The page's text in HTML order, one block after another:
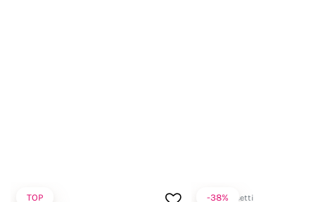
TOP
Chilirose -38%
LivCo Corsetti